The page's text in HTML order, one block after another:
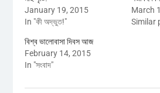
January 19, 2015
In "কী অদ্ভুত!"
March
Similar
বিশ্ব ভালোবাসা দিবস আজ
February 14, 2015
In "সংবাদ"